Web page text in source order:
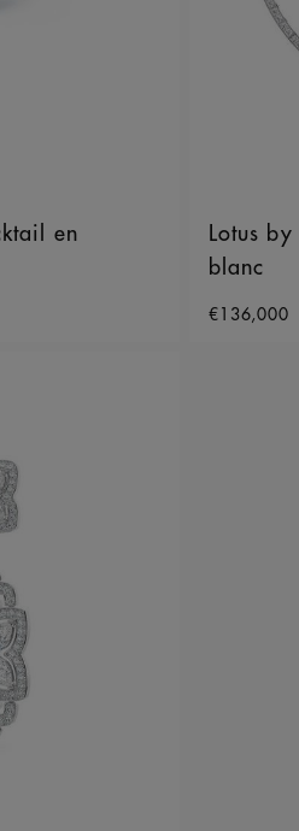
en
Lotus
blanc
€136,000